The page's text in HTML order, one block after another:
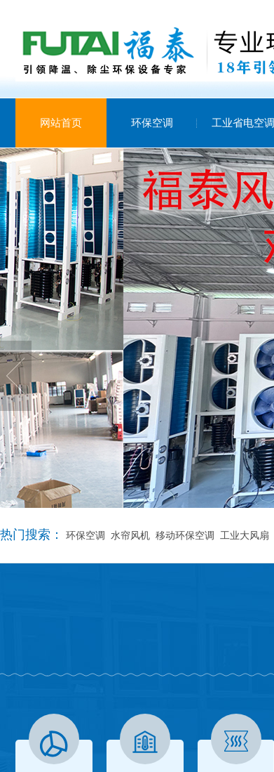
网站首页 环保空调 工业省电空调
热门搜索： 环保空调 水帘风机 移动环保空调 工业大风扇